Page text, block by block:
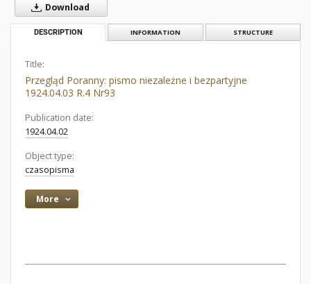
Download
DESCRIPTION INFORMATION STRUCTURE
Title:
Przegląd Poranny: pismo niezależne i bezpartyjne
1924.04.03 R.4 Nr93
Publication date:
1924.04.02
Object type:
czasopisma
More